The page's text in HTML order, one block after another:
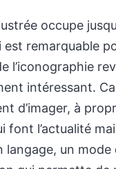
occupe
est remarquable
l’iconographie
intéressant.
d’imager, à
font l’actualité
langage, un mode